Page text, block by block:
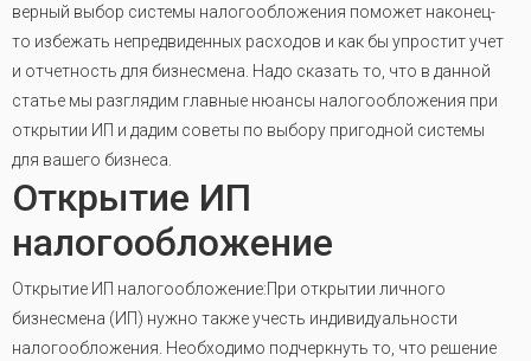
верный выбор системы налогообложения поможет наконец-
то избежать непредвиденных расходов и как бы упростит учет
и отчетность для бизнесмена. Надо сказать то, что в данной
статье мы разглядим главные нюансы налогообложения при
открытии ИП и дадим советы по выбору пригодной системы
для вашего бизнеса.
Открытие ИП
налогообложение
Открытие ИП налогообложение:При открытии личного
бизнесмена (ИП) нужно также учесть индивидуальности
налогообложения. Необходимо подчеркнуть то, что решение